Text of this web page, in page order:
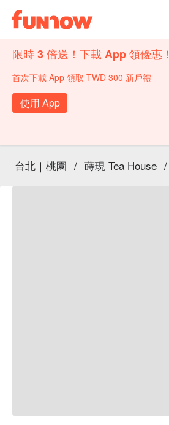
限時 3 倍送！下載 App 領優惠！
首次下載 App 領取 TWD 300 新戶禮
使用 App
台北｜桃園 / 蒔現 Tea House /